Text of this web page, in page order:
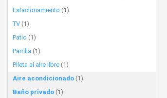
Estacionamiento (1)
TV (1)
Patio (1)
Parrilla (1)
Pileta al aire libre (1)
Aire acondicionado (1)
Baño privado (1)